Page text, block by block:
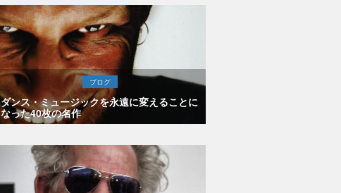
ブログ
ダンス・ミュージックを永遠に変えることに
なった40枚の名作